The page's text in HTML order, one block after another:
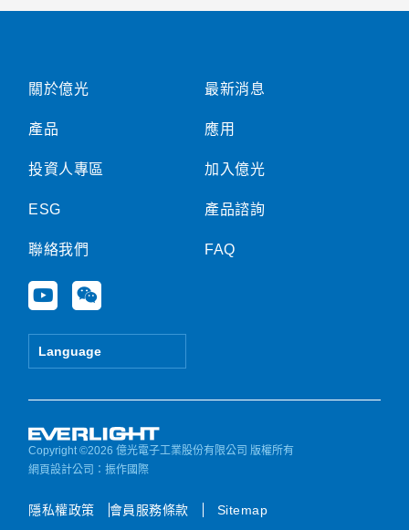
關於億光
產品
投資人專區
ESG
聯絡我們
Y
o
u
e
W
e
i
Language
最新消息
應用
加入億光
產品諮詢
FAQ
Copyright ©2026 億光電子工業股份有限公司 版權所有
網頁設計公司 ：振作國際
隱私權政策 會員服務條款 Sitemap